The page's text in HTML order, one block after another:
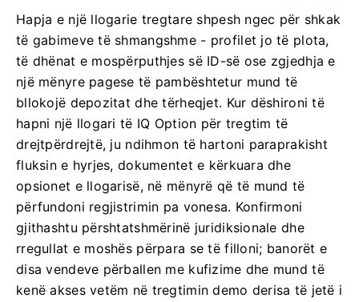
Hapja e një llogarie tregtare shpesh ngec për shkak
të gabimeve të shmangshme - profilet jo të plota,
të dhënat e mospërputhjes së ID-së ose zgjedhja e
një mënyre pagese të pambështetur mund të
bllokojë depozitat dhe tërheqjet. Kur dëshironi të
hapni një llogari të IQ Option për tregtim të
drejtpërdrejtë, ju ndihmon të hartoni paraprakisht
fluksin e hyrjes, dokumentet e kërkuara dhe
opsionet e llogarisë, në mënyrë që të mund të
përfundoni regjistrimin pa vonesa. Konfirmoni
gjithashtu përshtatshmërinë juridiksionale dhe
rregullat e moshës përpara se të filloni; banorët e
disa vendeve përballen me kufizime dhe mund të
kenë akses vetëm në tregtimin demo derisa të jetë i